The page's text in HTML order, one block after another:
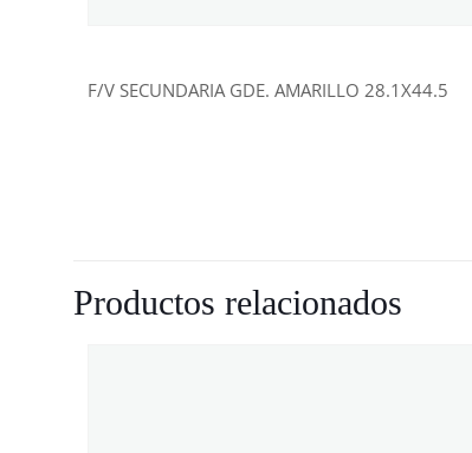
F/V SECUNDARIA GDE. AMARILLO 28.1X44.5
Productos relacionados